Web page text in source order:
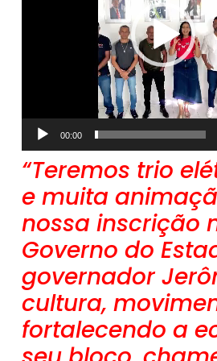
00:00
“Teremos trio
e muita
nossa inscrição
Governo do
governador
cultura,
fortalecendo a